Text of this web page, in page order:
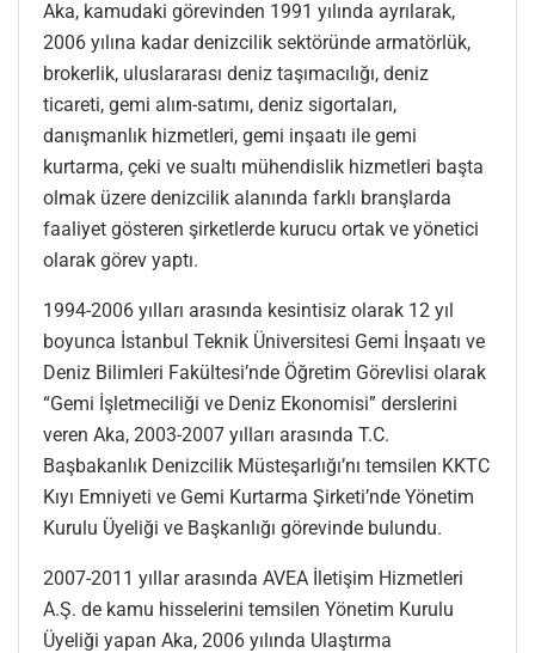
Aka, kamudaki görevinden 1991 yılında ayrılarak,
2006 yılına kadar denizcilik sektöründe armatörlük,
brokerlik, uluslararası deniz taşımacılığı, deniz
ticareti, gemi alım-satımı, deniz sigortaları,
danışmanlık hizmetleri, gemi inşaatı ile gemi
kurtarma, çeki ve sualtı mühendislik hizmetleri başta
olmak üzere denizcilik alanında farklı branşlarda
faaliyet gösteren şirketlerde kurucu ortak ve yönetici
olarak görev yaptı.
1994-2006 yılları arasında kesintisiz olarak 12 yıl
boyunca İstanbul Teknik Üniversitesi Gemi İnşaatı ve
Deniz Bilimleri Fakültesi’nde Öğretim Görevlisi olarak
“Gemi İşletmeciliği ve Deniz Ekonomisi” derslerini
veren Aka, 2003-2007 yılları arasında T.C.
Başbakanlık Denizcilik Müsteşarlığı’nı temsilen KKTC
Kıyı Emniyeti ve Gemi Kurtarma Şirketi’nde Yönetim
Kurulu Üyeliği ve Başkanlığı görevinde bulundu.
2007-2011 yıllar arasında AVEA İletişim Hizmetleri
A.Ş. de kamu hisselerini temsilen Yönetim Kurulu
Üyeliği yapan Aka, 2006 yılında Ulaştırma